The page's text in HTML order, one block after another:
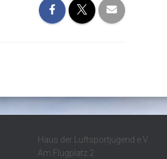
Haus der Luftsportjugend e.V.
Am Flugplatz 2